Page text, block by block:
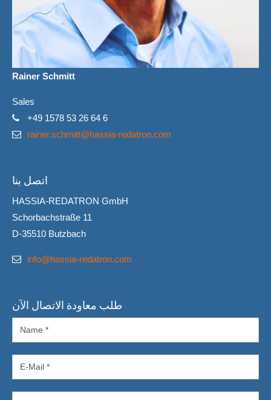
Rainer Schmitt
Sales
+49 1578 53 26 64 6
rainer.schmitt@hassia-redatron.com
اتصل بنا
HASSIA-REDATRON GmbH
Schorbachstraße 11
D-35510 Butzbach
info@hassia-redatron.com
طلب معاودة الاتصال الآن